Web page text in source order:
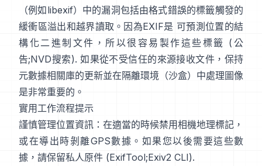
（例如libexif）中的漏洞包括由格式錯誤的標籤觸發的
緩衝區溢出和越界讀取。因為EXIF是 可預測位置的結
構化二進制文件，所以很容易製作這些標籤 ( 公
告;NVD搜索). 如果從不受信任的來源接收文件，保持
元數據相關庫的更新並在隔離環境（沙盒）中處理圖像
是非常重要的。
實用工作流程提示
謹慎管理位置資訊：在適當的時候禁用相機地理標記，
或在導出時剝離GPS數據。如果您以後需要這些數
據，請保留私人原件 (ExifTool;Exiv2 CLI).